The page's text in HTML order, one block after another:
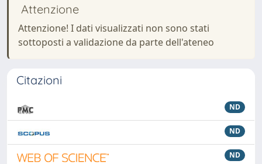
Attenzione
Attenzione! I dati visualizzati non sono stati
sottoposti a validazione da parte dell'ateneo
Citazioni
ND
ND
ND